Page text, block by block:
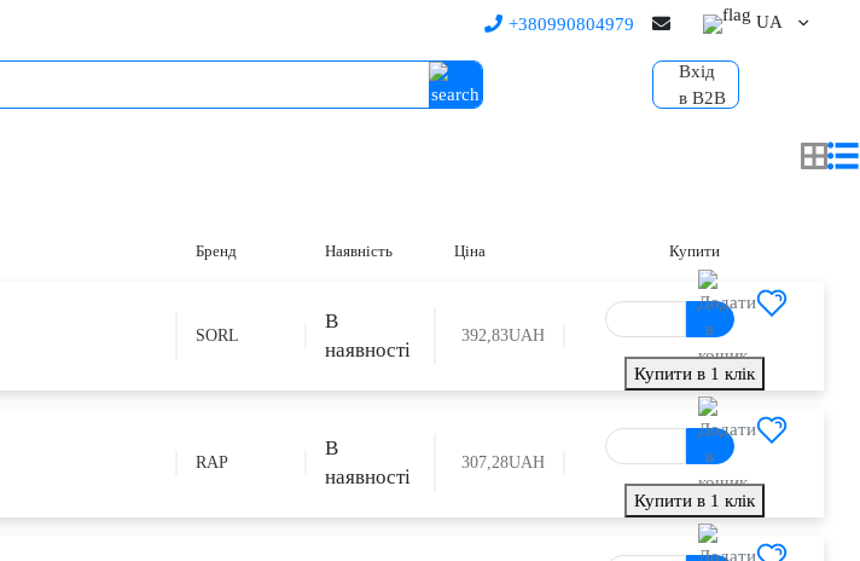
+380990804979 UA
Вхід
в B2B
Бренд Наявність Ціна Купити
SORL
В
наявності
UAH
392,83
Купити в 1 клік
RAP
В
наявності
UAH
307,28
Купити в 1 клік